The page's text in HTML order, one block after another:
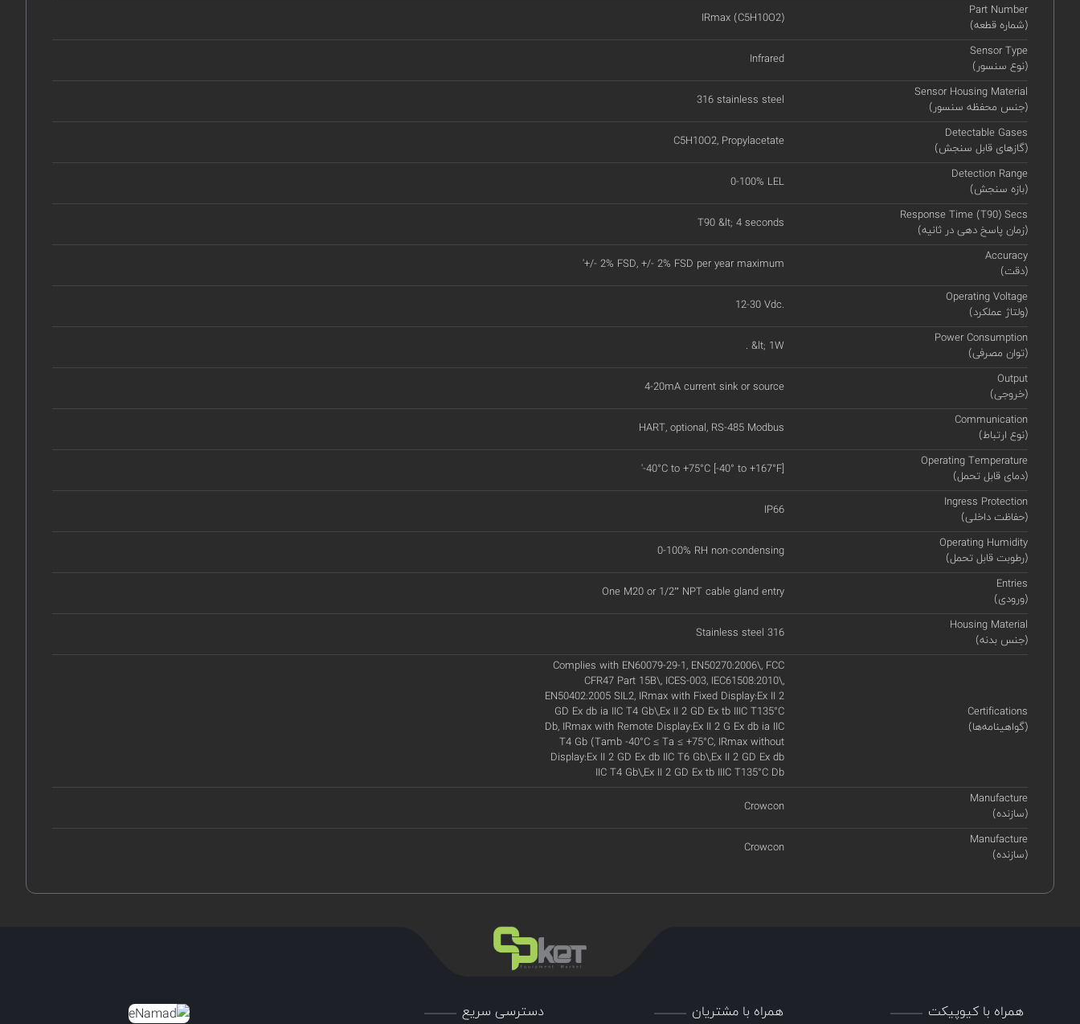
Part Number
(شماره قطعه)
IRmax (C5H10O2)
Sensor Type
(نوع سنسور)
Infrared
Sensor Housing Material
(جنس محفظه سنسور)
316 stainless steel
Detectable Gases
(گازهای قابل سنجش)
C5H10O2, Propylacetate
Detection Range
(بازه سنجش)
0-100% LEL
Response Time (T90) Secs
(زمان پاسخ دهی در ثانیه)
T90 &lt; 4 seconds
Accuracy
(دقت)
'+/- 2% FSD, +/- 2% FSD per year maximum
Operating Voltage
(ولتاژ عملکرد)
12-30 Vdc.
Power Consumption
(توان مصرفی)
. &lt; 1W
Output
(خروجی)
4-20mA current sink or source
Communication
(نوع ارتباط)
HART, optional, RS-485 Modbus
Operating Temperature
(دمای قابل تحمل)
'-40°C to +75°C [-40° to +167°F]
Ingress Protection
(حفاظت داخلی)
IP66
Operating Humidity
(رطوبت قابل تحمل)
0-100% RH non-condensing
Entries
(ورودی)
One M20 or 1/2” NPT cable gland entry
Housing Material
(جنس بدنه)
Stainless steel 316
Certifications
(گواهینامه‌ها)
Complies with EN60079-29-1, EN50270:2006\, FCC
CFR47 Part 15B\, ICES-003, IEC61508:2010\,
EN50402:2005 SIL2, IRmax with Fixed Display:Ex II 2
GD Ex db ia IIC T4 Gb\,Ex II 2 GD Ex tb IIIC T135°C
Db, IRmax with Remote Display:Ex II 2 G Ex db ia IIC
T4 Gb (Tamb -40°C ≤ Ta ≤ +75°C, IRmax without
Display:Ex II 2 GD Ex db IIC T6 Gb\,Ex II 2 GD Ex db
IIC T4 Gb\,Ex II 2 GD Ex tb IIIC T135°C Db
Manufacture
(سازنده)
Crowcon
Manufacture
(سازنده)
Crowcon
همراه با کیوپیکت همراه با مشتریان دسترسی سریع